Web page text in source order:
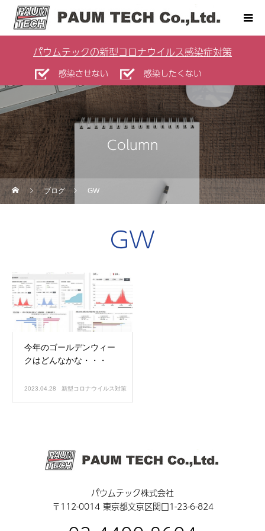
パウムテックの新型コロナウイルス感染症対策
感染させない 感染したくない
Column
ブログ GW
GW
今年のゴールデンウィー
クはどんなかな・・・
2023.04.28 新型コロナウイルス対策
パウムテック株式会社
〒112-0014 東京都文京区関口1-23-6-824